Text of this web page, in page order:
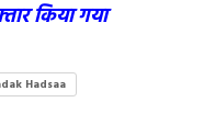
किया गया
Hadsaa